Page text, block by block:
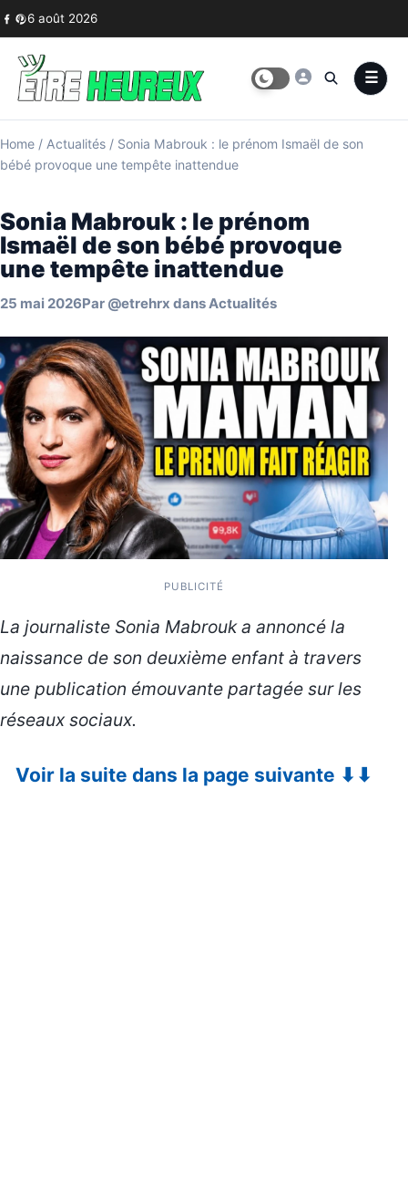
Skip to content
6 août 2026
Home / Actualités / Sonia Mabrouk : le prénom Ismaël de son
bébé provoque une tempête inattendue
Sonia Mabrouk : le prénom
Ismaël de son bébé provoque
une tempête inattendue
25 mai 2026Par @etrehrx dansActualités
PUBLICITÉ
La journaliste Sonia Mabrouk a annoncé la
naissance de son deuxième enfant à travers
une publication émouvante partagée sur les
réseaux sociaux.
Voir la suite dans la page suivante ⬇⬇